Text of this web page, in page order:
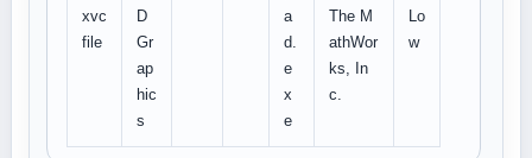
xvc
file
D
Gr
ap
hic
s
a
d.
e
x
e
The M
athWor
ks, In
c.
Lo
w